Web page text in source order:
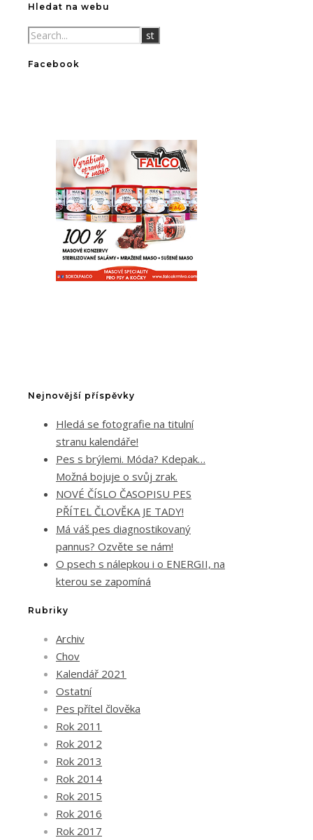
Hledat na webu
Facebook
Nejnovější příspěvky
Hledá se fotografie na titulní
stranu kalendáře!
Pes s brýlemi. Móda? Kdepak…
Možná bojuje o svůj zrak.
NOVÉ ČÍSLO ČASOPISU PES
PŘÍTEL ČLOVĚKA JE TADY!
Má váš pes diagnostikovaný
pannus? Ozvěte se nám!
O psech s nálepkou i o ENERGII, na
kterou se zapomíná
Rubriky
Archiv
Chov
Kalendář 2021
Ostatní
Pes přítel člověka
Rok 2011
Rok 2012
Rok 2013
Rok 2014
Rok 2015
Rok 2016
Rok 2017